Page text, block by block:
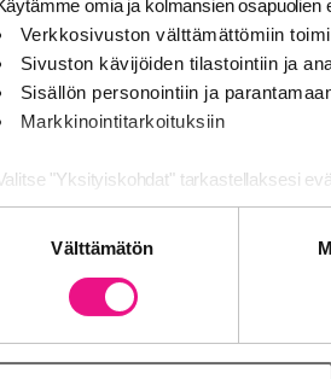
omia ja kolmansien osapuolien
Verkkosivuston välttämättömiin
Sivuston kävijöiden tilastointiin ja
Sisällön personointiin ja
Markkinointitarkoituksiin
"Yksityiskohdat" tarkastellaksesi
Jaamme sosiaalisen median, mainosalan
palvelujaan (esim. Google).
Välttämätön
säännöt
kuuluu seitsemän henkilöä,